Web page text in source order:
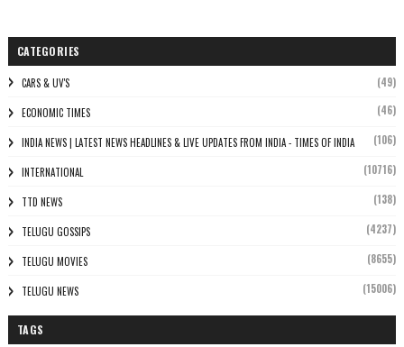
CATEGORIES
CARS & UV'S (49)
ECONOMIC TIMES (46)
INDIA NEWS | LATEST NEWS HEADLINES & LIVE UPDATES FROM INDIA - TIMES OF INDIA (106)
INTERNATIONAL (10716)
TTD NEWS (138)
TELUGU GOSSIPS (4237)
TELUGU MOVIES (8655)
TELUGU NEWS (15006)
TAGS